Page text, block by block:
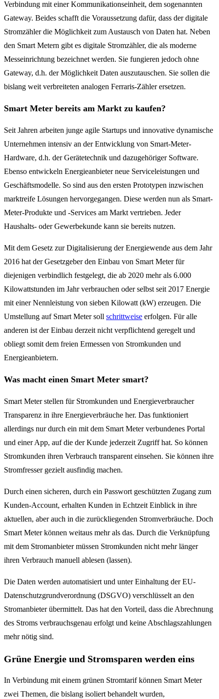
Verbindung mit einer Kommunikationseinheit, dem sogenannten
Gateway. Beides schafft die Voraussetzung dafür, dass der digitale
Stromzähler die Möglichkeit zum Austausch von Daten hat. Neben
den Smart Metern gibt es digitale Stromzähler, die als moderne
Messeinrichtung bezeichnet werden. Sie fungieren jedoch ohne
Gateway, d.h. der Möglichkeit Daten auszutauschen. Sie sollen die
bislang weit verbreiteten analogen Ferraris-Zähler ersetzen.
Smart Meter bereits am Markt zu kaufen?
Seit Jahren arbeiten junge agile Startups und innovative dynamische
Unternehmen intensiv an der Entwicklung von Smart-Meter-
Hardware, d.h. der Gerätetechnik und dazugehöriger Software.
Ebenso entwickeln Energieanbieter neue Serviceleistungen und
Geschäftsmodelle. So sind aus den ersten Prototypen inzwischen
marktreife Lösungen hervorgegangen. Diese werden nun als Smart-
Meter-Produkte und -Services am Markt vertrieben. Jeder
Haushalts- oder Gewerbekunde kann sie bereits nutzen.
Mit dem Gesetz zur Digitalisierung der Energiewende aus dem Jahr
2016 hat der Gesetzgeber den Einbau von Smart Meter für
diejenigen verbindlich festgelegt, die ab 2020 mehr als 6.000
Kilowattstunden im Jahr verbrauchen oder selbst seit 2017 Energie
mit einer Nennleistung von sieben Kilowatt (kW) erzeugen. Die
Umstellung auf Smart Meter soll schrittweise erfolgen. Für alle
anderen ist der Einbau derzeit nicht verpflichtend geregelt und
obliegt somit dem freien Ermessen von Stromkunden und
Energieanbietern.
Was macht einen Smart Meter smart?
Smart Meter stellen für Stromkunden und Energieverbraucher
Transparenz in ihre Energieverbräuche her. Das funktioniert
allerdings nur durch ein mit dem Smart Meter verbundenes Portal
und einer App, auf die der Kunde jederzeit Zugriff hat. So können
Stromkunden ihren Verbrauch transparent einsehen. Sie können ihre
Stromfresser gezielt ausfindig machen.
Durch einen sicheren, durch ein Passwort geschützten Zugang zum
Kunden-Account, erhalten Kunden in Echtzeit Einblick in ihre
aktuellen, aber auch in die zurückliegenden Stromverbräuche. Doch
Smart Meter können weitaus mehr als das. Durch die Verknüpfung
mit dem Stromanbieter müssen Stromkunden nicht mehr länger
ihren Verbrauch manuell ablesen (lassen).
Die Daten werden automatisiert und unter Einhaltung der EU-
Datenschutzgrundverordnung (DSGVO) verschlüsselt an den
Stromanbieter übermittelt. Das hat den Vorteil, dass die Abrechnung
des Stroms verbrauchsgenau erfolgt und keine Abschlagszahlungen
mehr nötig sind.
Grüne Energie und Stromsparen werden eins
In Verbindung mit einem grünen Stromtarif können Smart Meter
zwei Themen, die bislang isoliert behandelt wurden,